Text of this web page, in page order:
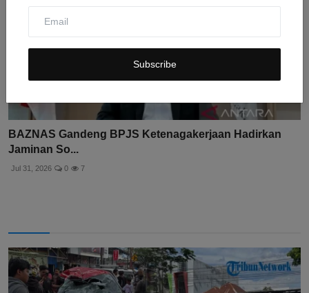
Subscribe
BAZNAS Gandeng BPJS Ketenagakerjaan Hadirkan
Jaminan So...
Jul 31, 2026 0 7